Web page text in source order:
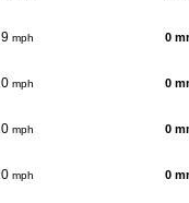
9 mph 0
mph 0
mph 0
mph 0